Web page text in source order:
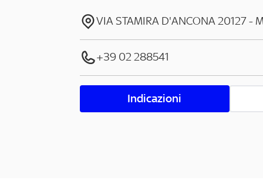
VIA STAMIRA D'ANCONA20127-
+39 02 288541
Indicazioni